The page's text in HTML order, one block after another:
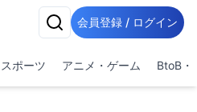
会員登録 / ログイン
スポーツ アニメ・ゲーム BtoB・